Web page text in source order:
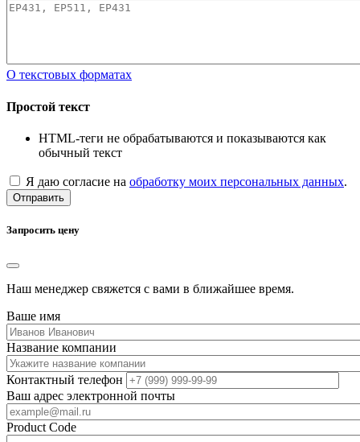
О текстовых форматах
Простой текст
HTML-теги не обрабатываются и показываются как
обычный текст
Я даю согласие на обработку моих персональных данных.
Отправить
Запросить цену
Наш менеджер свяжется с вами в ближайшее время.
Ваше имя
Название компании
Контактный телефон
Ваш адрес электронной почты
Product Code